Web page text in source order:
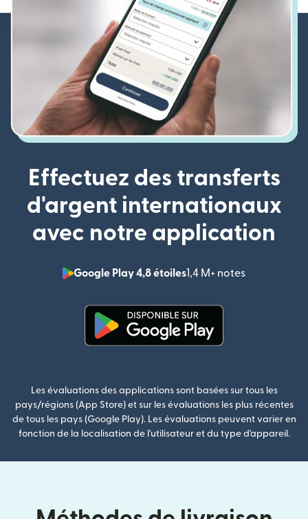
Effectuez des transferts
d'argent internationaux
avec notre application
Google Play 4,8 étoiles1,4 M+ notes
Les évaluations des applications sont basées sur tous les
pays/régions (App Store) et sur les évaluations les plus récentes
de tous les pays (Google Play). Les évaluations peuvent varier en
fonction de la localisation de l'utilisateur et du type d'appareil.